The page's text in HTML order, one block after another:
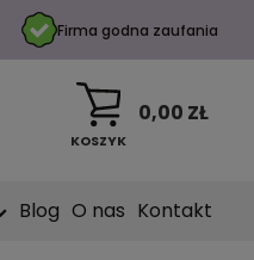
Firma godna zaufania
KOSZYK
0,00 ZŁ
Blog O nas Kontakt